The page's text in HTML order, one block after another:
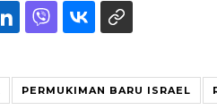
PERMUKIMAN BARU ISRAEL